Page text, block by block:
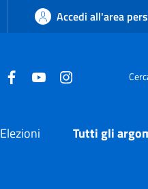
Accedi all'area
Elezioni Tutti gli